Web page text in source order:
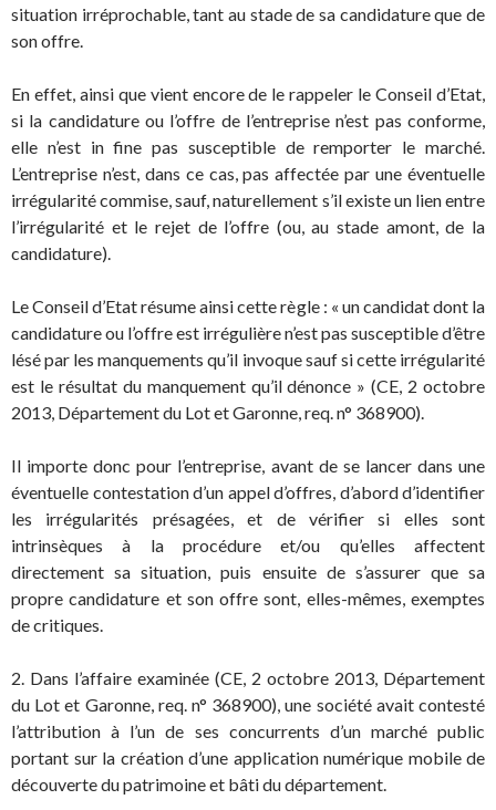
situation irréprochable, tant au stade de sa candidature que de
son offre.
En effet, ainsi que vient encore de le rappeler le Conseil d’Etat,
si la candidature ou l’offre de l’entreprise n’est pas conforme,
elle n’est in fine pas susceptible de remporter le marché.
L’entreprise n’est, dans ce cas, pas affectée par une éventuelle
irrégularité commise, sauf, naturellement s’il existe un lien entre
l’irrégularité et le rejet de l’offre (ou, au stade amont, de la
candidature).
Le Conseil d’Etat résume ainsi cette règle : « un candidat dont la
candidature ou l’offre est irrégulière n’est pas susceptible d’être
lésé par les manquements qu’il invoque sauf si cette irrégularité
est le résultat du manquement qu’il dénonce » (CE, 2 octobre
2013, Département du Lot et Garonne, req. n° 368900).
Il importe donc pour l’entreprise, avant de se lancer dans une
éventuelle contestation d’un appel d’offres, d’abord d’identifier
les irrégularités présagées, et de vérifier si elles sont
intrinsèques à la procédure et/ou qu’elles affectent
directement sa situation, puis ensuite de s’assurer que sa
propre candidature et son offre sont, elles-mêmes, exemptes
de critiques.
2. Dans l’affaire examinée (CE, 2 octobre 2013, Département
du Lot et Garonne, req. n° 368900), une société avait contesté
l’attribution à l’un de ses concurrents d’un marché public
portant sur la création d’une application numérique mobile de
découverte du patrimoine et bâti du département.